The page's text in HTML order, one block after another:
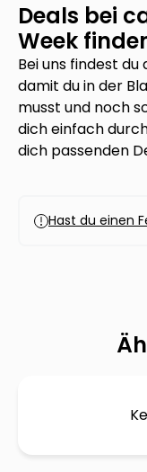
Deals bei
Week
Bei uns findest
damit du in der
musst und noch
dich einfach
dich passenden
Hast du einen